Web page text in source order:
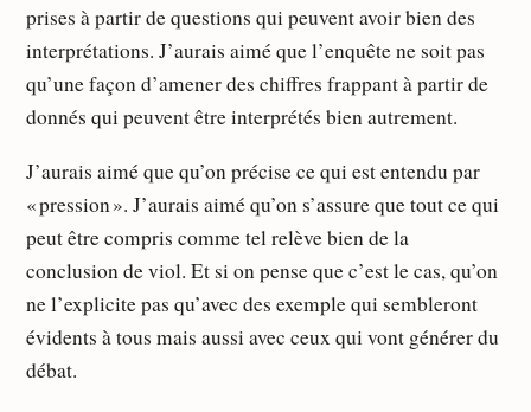
prises à partir de questions qui peuvent avoir bien des
interprétations. J’aurais aimé que l’enquête ne soit pas
qu’une façon d’amener des chiffres frappant à partir de
donnés qui peuvent être interprétés bien autrement.
J’aurais aimé que qu’on précise ce qui est entendu par
« pression ». J’aurais aimé qu’on s’assure que tout ce qui
peut être compris comme tel relève bien de la
conclusion de viol. Et si on pense que c’est le cas, qu’on
ne l’explicite pas qu’avec des exemple qui sembleront
évidents à tous mais aussi avec ceux qui vont générer du
débat.